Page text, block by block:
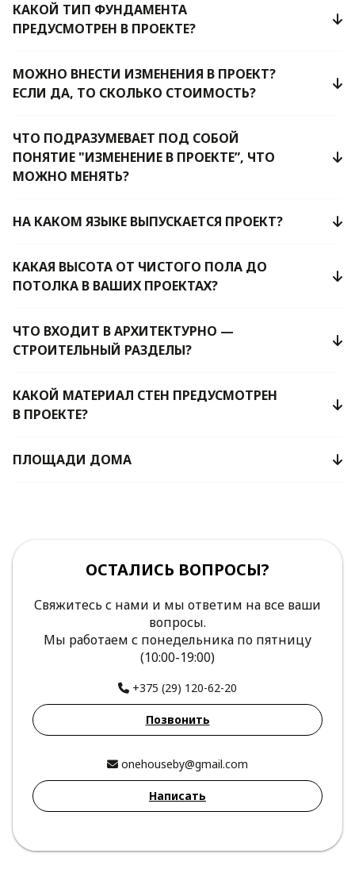
КАКОЙ ТИП ФУНДАМЕНТА
ПРЕДУСМОТРЕН В ПРОЕКТЕ?
МОЖНО ВНЕСТИ ИЗМЕНЕНИЯ В ПРОЕКТ?
ЕСЛИ ДА, ТО СКОЛЬКО СТОИМОСТЬ?
ЧТО ПОДРАЗУМЕВАЕТ ПОД СОБОЙ
ПОНЯТИЕ "ИЗМЕНЕНИЕ В ПРОЕКТЕ”, ЧТО
МОЖНО МЕНЯТЬ?
НА КАКОМ ЯЗЫКЕ ВЫПУСКАЕТСЯ ПРОЕКТ?
КАКАЯ ВЫСОТА ОТ ЧИСТОГО ПОЛА ДО
ПОТОЛКА В ВАШИХ ПРОЕКТАХ?
ЧТО ВХОДИТ В АРХИТЕКТУРНО —
СТРОИТЕЛЬНЫЙ РАЗДЕЛЫ?
КАКОЙ МАТЕРИАЛ СТЕН ПРЕДУСМОТРЕН
В ПРОЕКТЕ?
ПЛОЩАДИ ДОМА
ОСТАЛИСЬ ВОПРОСЫ?
Свяжитесь с нами и мы ответим на все ваши
вопросы.
Мы работаем с понедельника по пятницу
(10:00-19:00)
+375 (29) 120-62-20
Позвонить
onehouseby@gmail.com
Написать